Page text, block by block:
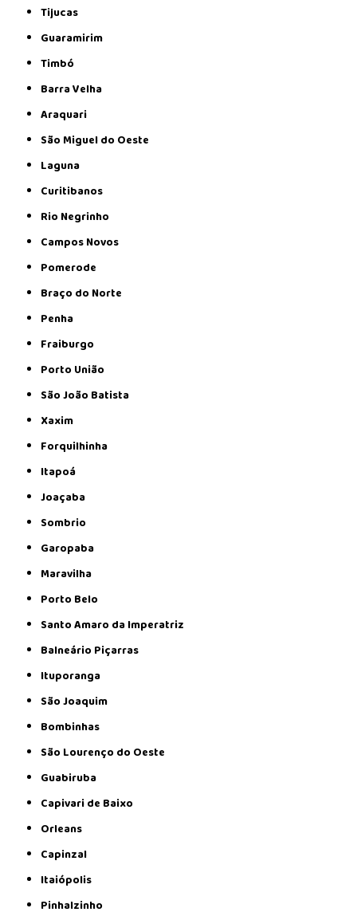
Tijucas
Guaramirim
Timbó
Barra Velha
Araquari
São Miguel do Oeste
Laguna
Curitibanos
Rio Negrinho
Campos Novos
Pomerode
Braço do Norte
Penha
Fraiburgo
Porto União
São João Batista
Xaxim
Forquilhinha
Itapoá
Joaçaba
Sombrio
Garopaba
Maravilha
Porto Belo
Santo Amaro da Imperatriz
Balneário Piçarras
Ituporanga
São Joaquim
Bombinhas
São Lourenço do Oeste
Guabiruba
Capivari de Baixo
Orleans
Capinzal
Itaiópolis
Pinhalzinho